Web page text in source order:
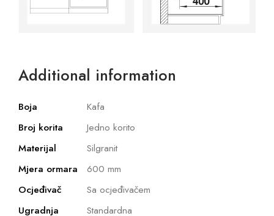
Additional information
Boja
Kafa
Broj korita
Jedno korito
Materijal
Silgranit
Mjera ormara
600 mm
Ocjeđivač
Sa ocjeđivačem
Ugradnja
Standardna